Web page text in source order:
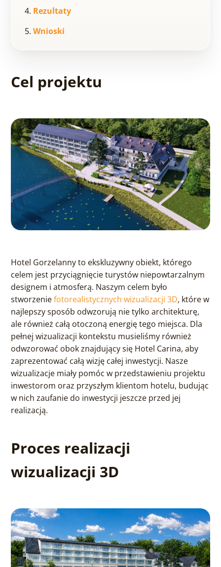
Rezultaty
Wnioski
Cel projektu
Hotel Gorzelanny to ekskluzywny obiekt, którego
celem jest przyciągnięcie turystów niepowtarzalnym
designem i atmosferą. Naszym celem było
stworzeniefotorealistycznych wizualizacji 3D, które w
najlepszy sposób odwzorują nie tylko architekturę,
ale również całą otoczoną energię tego miejsca. Dla
pełnej wizualizacji kontekstu musieliśmy również
odwzorować obok znajdujący się Hotel Carina, aby
zaprezentować całą wizję całej inwestycji. Nasze
wizualizacje miały pomóc w przedstawieniu projektu
inwestorom oraz przyszłym klientom hotelu, budując
w nich zaufanie do inwestycji jeszcze przed jej
realizacją.
Proces realizacji
wizualizacji 3D